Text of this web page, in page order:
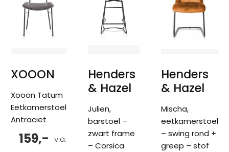
XOOON
Xooon Tatum
Eetkamerstoel
Antraciet
v.a.
159,-
Henders
& Hazel
Julien,
barstoel –
zwart frame
– Corsica
Henders
& Hazel
Mischa,
eetkamerstoel
– swing rond +
greep – stof